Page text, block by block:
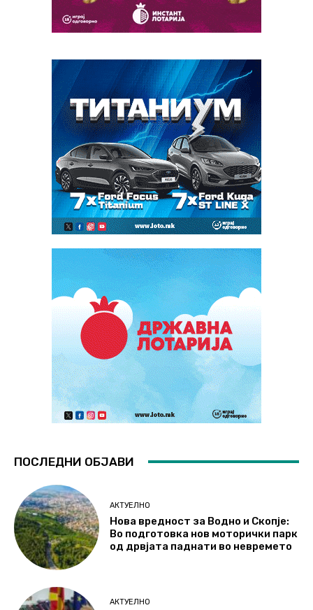
ПОСЛЕДНИ ОБЈАВИ
АКТУЕЛНО
Нова вредност за Водно и Скопје:
Во подготовка нов моторички парк
од дрвјата паднати во невремето
АКТУЕЛНО